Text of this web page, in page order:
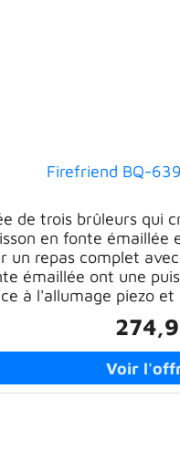
Firefriend BQ-
de trois brûleurs qui
en fonte
un repas complet
émaillée ont une
à l'allumage piezo